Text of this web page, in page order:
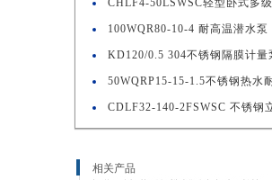
CHLF4-50LSWSC轻型卧式多
100WQR80-10-4 耐高温潜水泵
KD120/0.5 304不锈钢隔膜计量
50WQRP15-15-1.5不锈钢热水
CDLF32-140-2FSWSC 不锈钢
相关产品